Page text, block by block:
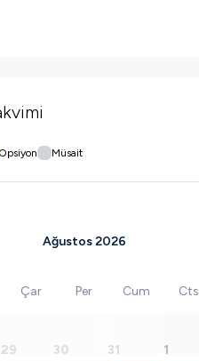
Opsiyon Müsait
Ağustos 2026
Çar Per Cum Cts
29 30 31 1